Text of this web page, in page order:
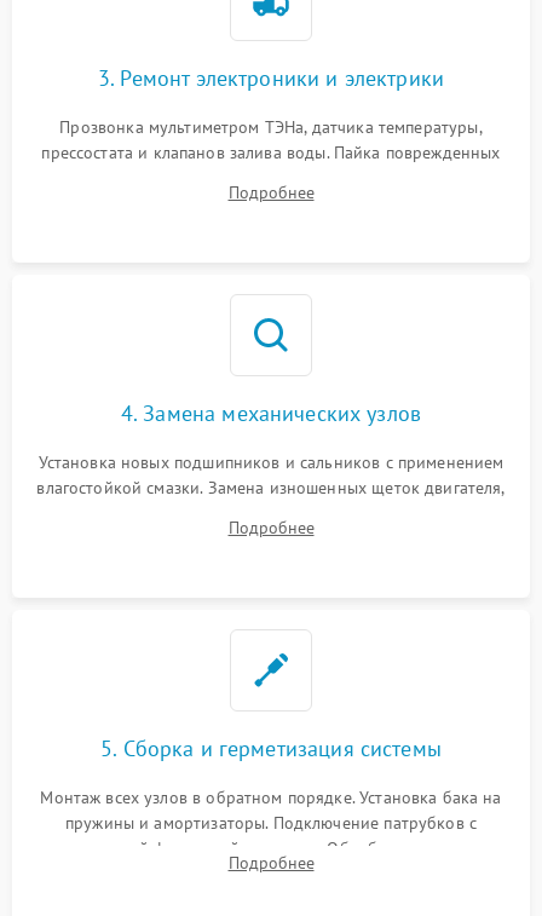
3. Ремонт электроники и электрики
Прозвонка мультиметром ТЭНа, датчика температуры,
прессостата и клапанов залива воды. Пайка поврежденных
Восстановление целостности проводки и контактов.
Подробнее
4. Замена механических узлов
Установка новых подшипников и сальников с применением
влагостойкой смазки. Замена изношенных щеток двигателя,
или поврежденной резиновой манжеты.
Подробнее
5. Сборка и герметизация системы
Монтаж всех узлов в обратном порядке. Установка бака на
пружины и амортизаторы. Подключение патрубков с
надежной фиксацией хомутами. Обработка стыков
герметиком для предотвращения возможных протечек воды.
Подробнее